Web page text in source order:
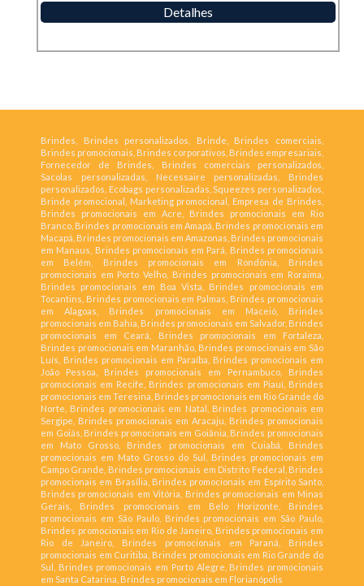
Detalhes
Brindes, Brindes personalizados, Brinde, Brindes comerciais,
Brindes promocionais, Brindes corporativos, Brindes empresariais,
Fornecedor de Brindes, Brindes comerciais personalizados,
Sacolas personalizadas, Necessaire personalizadas, Brindes
personalizados, Ecobags personalizadas, Squeezes personalizados,
Brinde promocional, Marketing promocional, Empresa de Brindes,
Brindes promocionais em Acre, Brindes promocionais em Rio
Branco, Brindes promocionais em Amapá, Brindes promocionais em
Macapá, Brindes promocionais em Amazonas, Brindes promocionais
em Manaus, Brindes promocionais em Pará, Brindes promocionais
em Belém, Brindes promocionais em Rondônia, Brindes
promocionais em Porto Velho, Brindes promocionais em Roraima,
Brindes promocionais em Boa Vista, Brindes promocionais em
Tocantins, Brindes promocionais em Palmas, Brindes promocionais
em Alagoas, Brindes promocionais em Maceió, Brindes
promocionais em Bahia, Brindes promocionais em Salvador, Brindes
promocionais em Ceará, Brindes promocionais em Fortaleza,
Brindes promocionais em Maranhão, Brindes promocionais em São
Luís, Brindes promocionais em Paraíba, Brindes promocionais em
João Pessoa, Brindes promocionais em Pernambuco, Brindes
promocionais em Recife, Brindes promocionais em Piauí, Brindes
promocionais em Teresina, Brindes promocionais em Rio Grande do
Norte, Brindes promocionais em Natal, Brindes promocionais em
Sergipe, Brindes promocionais em Aracaju, Brindes promocionais
em Goiás, Brindes promocionais em Goiânia, Brindes promocionais
em Mato Grosso, Brindes promocionais em Cuiabá, Brindes
promocionais em Mato Grosso do Sul, Brindes promocionais em
Campo Grande, Brindes promocionais em Distrito Federal, Brindes
promocionais em Brasília, Brindes promocionais em Espírito Santo,
Brindes promocionais em Vitória, Brindes promocionais em Minas
Gerais, Brindes promocionais em Belo Horizonte, Brindes
promocionais em São Paulo, Brindes promocionais em São Paulo,
Brindes promocionais em Rio de Janeiro, Brindes promocionais em
Rio de Janeiro, Brindes promocionais em Paraná, Brindes
promocionais em Curitiba, Brindes promocionais em Rio Grande do
Sul, Brindes promocionais em Porto Alegre, Brindes promocionais
em Santa Catarina, Brindes promocionais em Florianópolis